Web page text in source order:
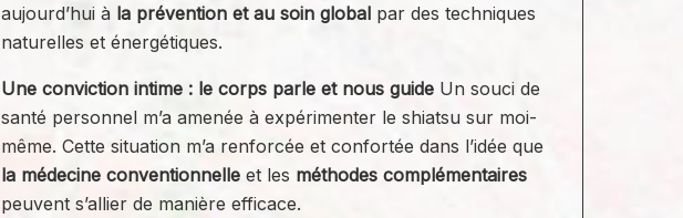
aujourd’hui à la prévention et au soin globalpar des techniques
naturelles et énergétiques.
Une conviction intime : le corps parle et nous guideUn souci de
santé personnel m’a amenée à expérimenter le shiatsu sur moi-
même. Cette situation m’a renforcée et confortée dans l’idée que
la médecine conventionnelleet les méthodes complémentaires
peuvent s’allier de manière efficace.